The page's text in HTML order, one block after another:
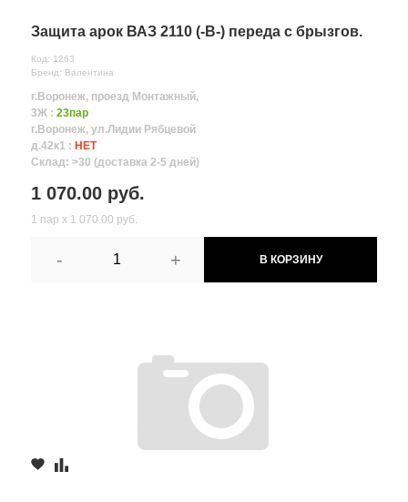
Защита арок ВАЗ 2110 (-В-) переда с брызгов.
Код: 1263
Бренд: Валентина
г.Воронеж, проезд Монтажный,
3Ж : 23пар
г.Воронеж, ул.Лидии Рябцевой
д.42к1 : НЕТ
Склад: >30 (доставка 2-5 дней)
1 070.00 руб.
1 пар х 1 070.00 руб.
- + В КОРЗИНУ